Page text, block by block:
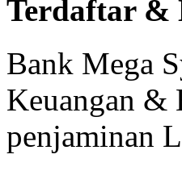
Terdaftar &
Bank Mega
Keuangan &
penjaminan